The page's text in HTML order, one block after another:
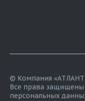
© Компания
Все права защищены
персональных